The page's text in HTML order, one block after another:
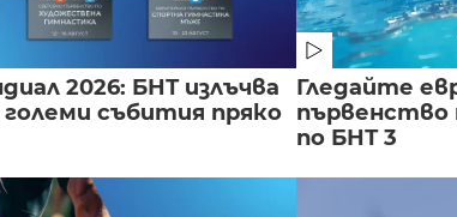
2026: БНТ излъчва
събития пряко
Гледайте
първенство
по БНТ 3